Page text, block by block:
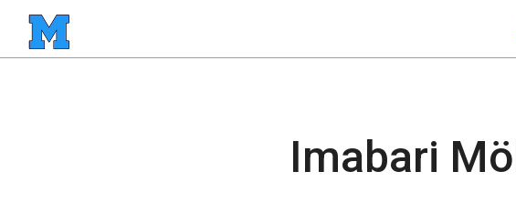
Imabari